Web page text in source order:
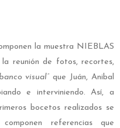
la muestra NIEBLAS
reunión de fotos, recortes,
visual” que Juán, Anibal
e interviniendo. Así, a
bocetos realizados se
referencias que